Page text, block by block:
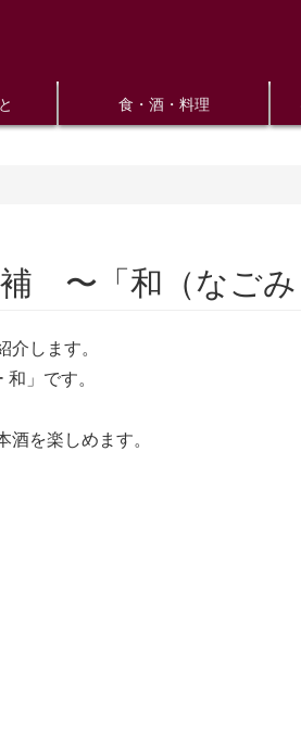
食・酒・料理
〜「和（なご
します。
」です。
を楽しめます。